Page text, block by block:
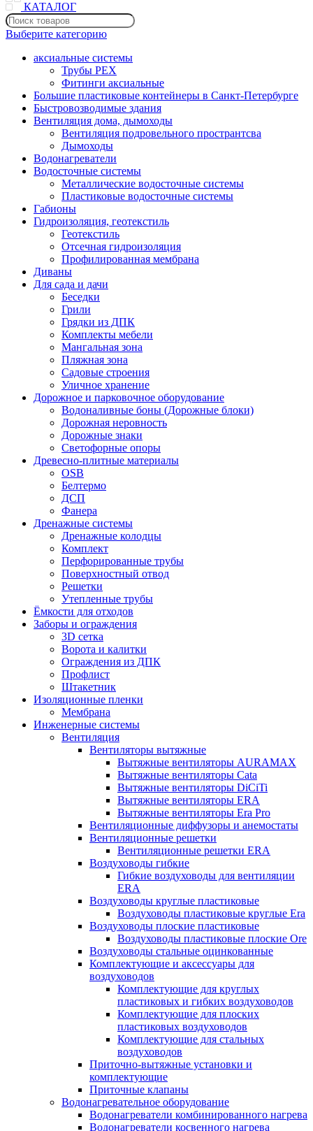
КАТАЛОГ
Выберите категорию
аксиальные системы
Трубы PEX
Фитинги аксиальные
Большие пластиковые контейнеры в Санкт-Петербурге
Быстровозводимые здания
Вентиляция дома, дымоходы
Вентиляция подровельного пространтсва
Дымоходы
Водонагреватели
Водосточные системы
Металлические водосточные системы
Пластиковые водосточные системы
Габионы
Гидроизоляция, геотекстиль
Геотекстиль
Отсечная гидроизоляция
Профилированная мембрана
Диваны
Для сада и дачи
Беседки
Грили
Грядки из ДПК
Комплекты мебели
Мангальная зона
Пляжная зона
Садовые строения
Уличное хранение
Дорожное и парковочное оборудование
Водоналивные боны (Дорожные блоки)
Дорожная неровность
Дорожные знаки
Светофорные опоры
Древесно-плитные материалы
OSB
Белтермо
ДСП
Фанера
Дренажные системы
Дренажные колодцы
Комплект
Перфорированные трубы
Поверхностный отвод
Решетки
Утепленные трубы
Ёмкости для отходов
Заборы и ограждения
3D сетка
Ворота и калитки
Ограждения из ДПК
Профлист
Штакетник
Изоляционные пленки
Мембрана
Инженерные системы
Вентиляция
Вентиляторы вытяжные
Вытяжные вентиляторы AURAMAX
Вытяжные вентиляторы Cata
Вытяжные вентиляторы DiCiTi
Вытяжные вентиляторы ERA
Вытяжные вентиляторы Era Pro
Вентиляционные диффузоры и анемостаты
Вентиляционные решетки
Вентиляционные решетки ERA
Воздуховоды гибкие
Гибкие воздуховоды для вентиляции
ERA
Воздуховоды круглые пластиковые
Воздуховоды пластиковые круглые Era
Воздуховоды плоские пластиковые
Воздуховоды пластиковые плоские Ore
Воздуховоды стальные оцинкованные
Комплектующие и аксессуары для
воздуховодов
Комплектующие для круглых
пластиковых и гибких воздуховодов
Комплектующие для плоских
пластиковых воздуховодов
Комплектующие для стальных
воздуховодов
Приточно-вытяжные установки и
комплектующие
Приточные клапаны
Водонагревательное оборудование
Водонагреватели комбинированного нагрева
Водонагреватели косвенного нагрева